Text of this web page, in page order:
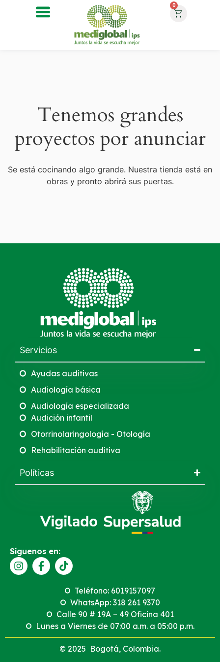
0
Tenemos grandes
proyectos por anunciar
Se está cocinando algo grande. Nuestra tienda está en
obras y pronto abrirá sus puertas.
Servicios
Ayudas auditivas
Audiología básica
Audiología especializada
Audición infantil
Otorrinolaringología - Otología
Rehabilitación auditiva
Políticas
Síguenos en:
Teléfono: 6019157097
WhatsApp: 318 261 9370
Calle 90 # 19A – 49 Oficina 401
Lunes a Viernes de 07:00 a.m. a 05:00 p.m.
© 2025 Bogotá, Colombia.